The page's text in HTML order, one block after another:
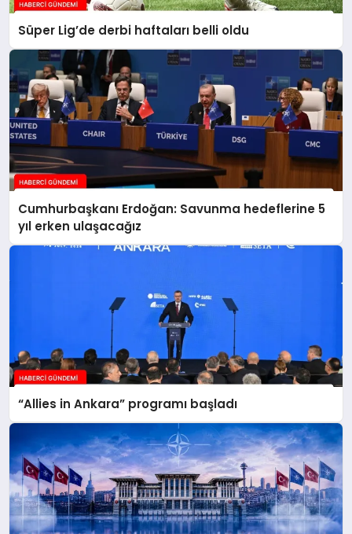
Süper Lig’de derbi haftaları belli oldu
Cumhurbaşkanı Erdoğan: Savunma hedeflerine 5
yıl erken ulaşacağız
“Allies in Ankara” programı başladı